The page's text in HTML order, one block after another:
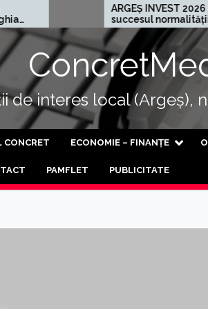
ARGEȘ INVEST 2026 –
succesul normalității și al
progresului
de interes local (Argeș),
CONCRET ECONOMIE – FINANȚE
PAMFLET PUBLICITATE